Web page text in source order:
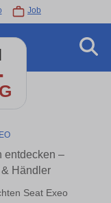
Job
entdecken –
Händler
Seat Exeo